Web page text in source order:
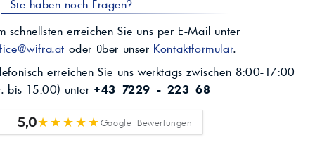
Sie haben noch Fragen?
schnellsten erreichen Sie uns per E-Mail unter
oder über unser Kontaktformular.
erreichen Sie uns werktags zwischen 8:00-17:00
bis 15:00) unter +43 7229 - 223 68
5,0★★★★★Google Bewertungen